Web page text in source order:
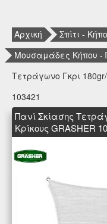
Αρχική
Σπίτι -
Μουσαμάδες Κήπου -
Τετράγωνο Γκρι 180gr/
103421
Πανί Σκίασης
Κρίκους GRASHER